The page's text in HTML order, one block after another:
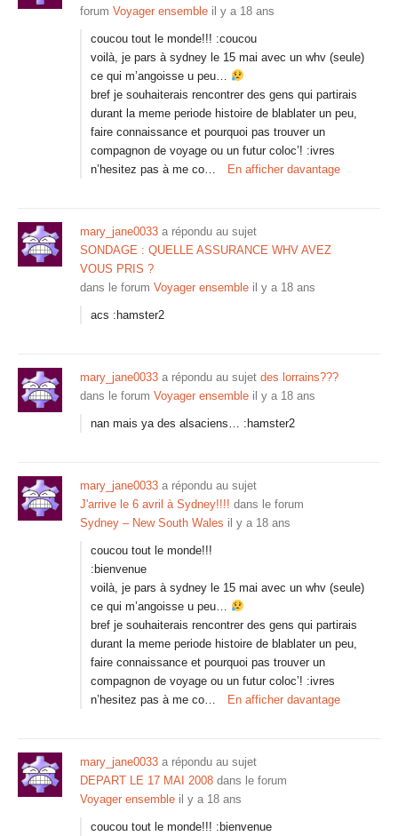
forum Voyager ensemble il y a 18 ans
coucou tout le monde!!! :coucou
voilà, je pars à sydney le 15 mai avec un whv (seule)
ce qui m’angoisse u peu…
bref je souhaiterais rencontrer des gens qui partirais
durant la meme periode histoire de blablater un peu,
faire connaissance et pourquoi pas trouver un
compagnon de voyage ou un futur coloc’! :ivres
n’hesitez pas à me co…
En afficher davantage
mary_jane0033 a répondu au sujet
SONDAGE : QUELLE ASSURANCE WHV AVEZ
VOUS PRIS ?
dans le forum Voyager ensemble il y a 18 ans
acs :hamster2
mary_jane0033 a répondu au sujet des lorrains???
dans le forum Voyager ensemble il y a 18 ans
nan mais ya des alsaciens… :hamster2
mary_jane0033 a répondu au sujet
J'arrive le 6 avril à Sydney!!!! dans le forum
Sydney – New South Wales il y a 18 ans
coucou tout le monde!!!
:bienvenue
voilà, je pars à sydney le 15 mai avec un whv (seule)
ce qui m’angoisse u peu…
bref je souhaiterais rencontrer des gens qui partirais
durant la meme periode histoire de blablater un peu,
faire connaissance et pourquoi pas trouver un
compagnon de voyage ou un futur coloc’! :ivres
n’hesitez pas à me co…
En afficher davantage
mary_jane0033 a répondu au sujet
DEPART LE 17 MAI 2008 dans le forum
Voyager ensemble il y a 18 ans
coucou tout le monde!!! :bienvenue